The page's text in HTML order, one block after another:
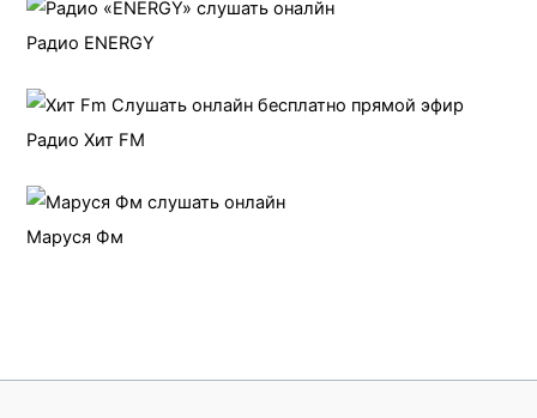
Радио ENERGY
Радио Хит FM
Маруся Фм